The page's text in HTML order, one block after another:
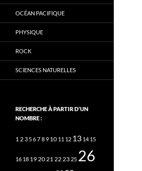
OCÉAN PACIFIQUE
PHYSIQUE
ROCK
SCIENCES NATURELLES
RECHERCHE À PARTIR D’UN
NOMBRE :
1 23 56789 10 11 12 13 14 15
16 18 1920212223 25 26